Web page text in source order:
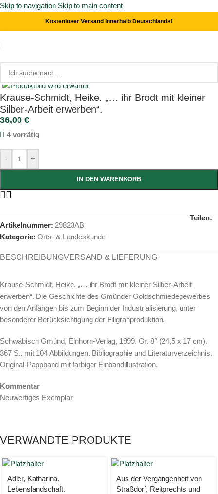
Skip to navigation Skip to main content
Kostenloser Versand innerhalb Deutschlands!
Start/ Orts- & Landeskunde
Click to enlarge
Krause-Schmidt, Heike. „… ihr Brodt mit kleiner
Silber-Arbeit erwerben“.
36,00 €
4 vorrätig
- +
IN DEN WARENKORB
Artikelnummer: 29823AB
Kategorie: Orts- & Landeskunde
Teilen:
BESCHREIBUNGVERSAND & LIEFERUNG
Krause-Schmidt, Heike. „… ihr Brodt mit kleiner Silber-Arbeit
erwerben“. Die Geschichte des Gmünder Goldschmiedegewerbes
von den Anfängen bis zum Beginn der Industrialisierung, unter
besonderer Berücksichtigung der Filigranproduktion.
Schwäbisch Gmünd, Einhorn-Verlag, 1999. Gr. 8° (24,5 x 17 cm).
367 S., mit 104 Abbildungen, Bibliographie und Literaturverzeichnis.
Original-Pappband mit farbiger Einbandillustration.
Kommentar
Neuwertiges Exemplar.
VERWANDTE PRODUKTE
Adler, Katharina.
Lebenslandschaft.
Aus der Vergangenheit von
Straßdorf, Reitprechts und